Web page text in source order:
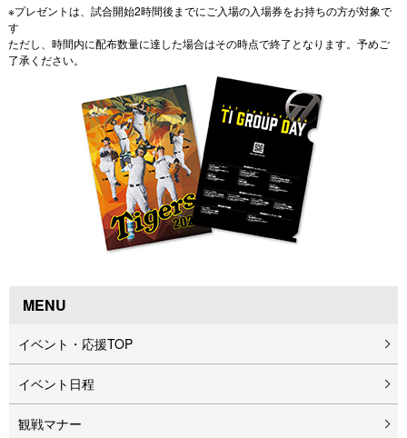
※プレゼントは、試合開始2時間後までにご入場の入場券をお持ちの方が対象で
す
ただし、時間内に配布数量に達した場合はその時点で終了となります。予めご
了承ください。
MENU
イベント・応援TOP
イベント⽇程
観戦マナー